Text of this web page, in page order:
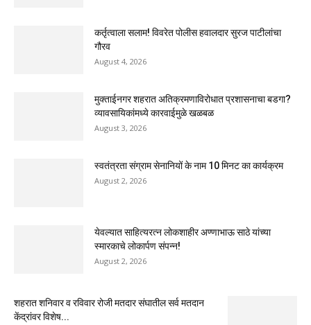
कर्तृत्वाला सलाम! विवरेत पोलीस हवालदार सुरज पाटीलांचा
गौरव
August 4, 2026
मुक्ताईनगर शहरात अतिक्रमणाविरोधात प्रशासनाचा बडगा?
व्यावसायिकांमध्ये कारवाईमुळे खळबळ
August 3, 2026
स्वतंत्रता संग्राम सेनानियों के नाम 10 मिनट का कार्यक्रम
August 2, 2026
येवल्यात साहित्यरत्न लोकशाहीर अण्णाभाऊ साठे यांच्या
स्मारकाचे लोकार्पण संपन्न!
August 2, 2026
शहरात शनिवार व रविवार रोजी मतदार संघातील सर्व मतदान
केंद्रांवर विशेष...